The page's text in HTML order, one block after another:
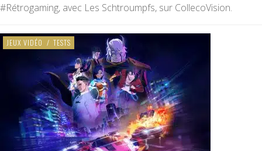
#Rétrogaming, avec Les Schtroumpfs, sur CollecoVision.
JEUX VIDÉO / TESTS